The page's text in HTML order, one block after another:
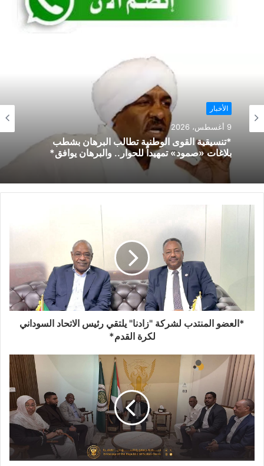
الأخبار
9 أغسطس، 2026
*تنسيقية القوى الوطنية تطالب البرهان بشطب
بلاغات «صمود» تمهيداً للحوار.. والبرهان يوافق*
*العضو المنتدب لشركة "زادنا" يلتقي رئيس الاتحاد السوداني
لكرة القدم*